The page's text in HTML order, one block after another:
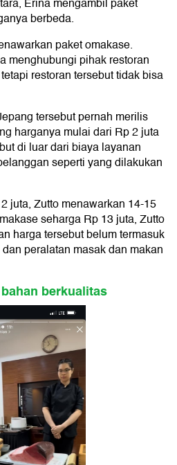
berbeda.
paket omakase.
menghubungi pihak restoran
restoran tersebut tidak bisa
tersebut pernah merilis
harganya mulai dari Rp 2 juta
di luar dari biaya layanan
seperti yang dilakukan
juta, Zutto menawarkan 14-15
seharga Rp 13 juta, Zutto
harga tersebut belum termasuk
peralatan masak dan makan
berkualitas